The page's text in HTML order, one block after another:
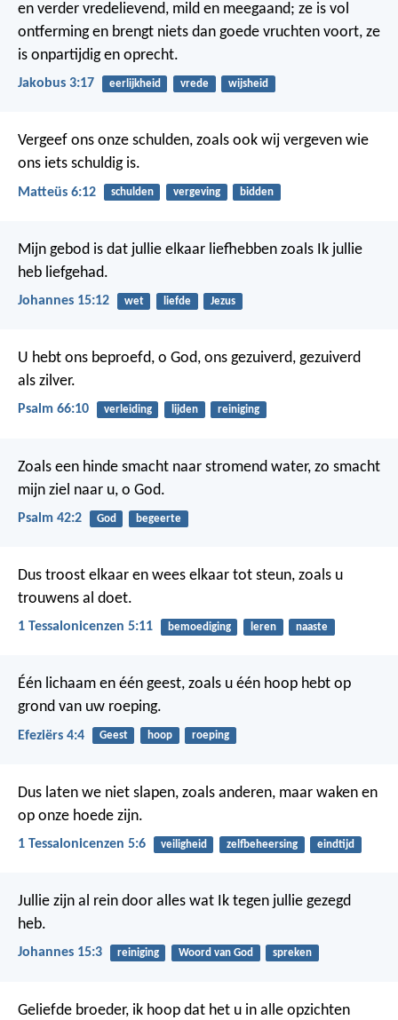
en verder vredelievend, mild en meegaand; ze is vol
ontferming en brengt niets dan goede vruchten voort, ze
is onpartijdig en oprecht.
Jakobus 3:17 eerlijkheid vrede wijsheid
Vergeef ons onze schulden, zoals ook wij vergeven wie
ons iets schuldig is.
Matteüs 6:12 schulden vergeving bidden
Mijn gebod is dat jullie elkaar liefhebben zoals Ik jullie
heb liefgehad.
Johannes 15:12 wet liefde Jezus
U hebt ons beproefd, o God, ons gezuiverd, gezuiverd
als zilver.
Psalm 66:10 verleiding lijden reiniging
Zoals een hinde smacht naar stromend water, zo smacht
mijn ziel naar u, o God.
Psalm 42:2 God begeerte
Dus troost elkaar en wees elkaar tot steun, zoals u
trouwens al doet.
1 Tessalonicenzen 5:11 bemoediging leren naaste
Één lichaam en één geest, zoals u één hoop hebt op
grond van uw roeping.
Efeziërs 4:4 Geest hoop roeping
Dus laten we niet slapen, zoals anderen, maar waken en
op onze hoede zijn.
1 Tessalonicenzen 5:6 veiligheid zelfbeheersing eindtijd
Jullie zijn al rein door alles wat Ik tegen jullie gezegd
heb.
Johannes 15:3 reiniging Woord van God spreken
Geliefde broeder, ik hoop dat het u in alle opzichten